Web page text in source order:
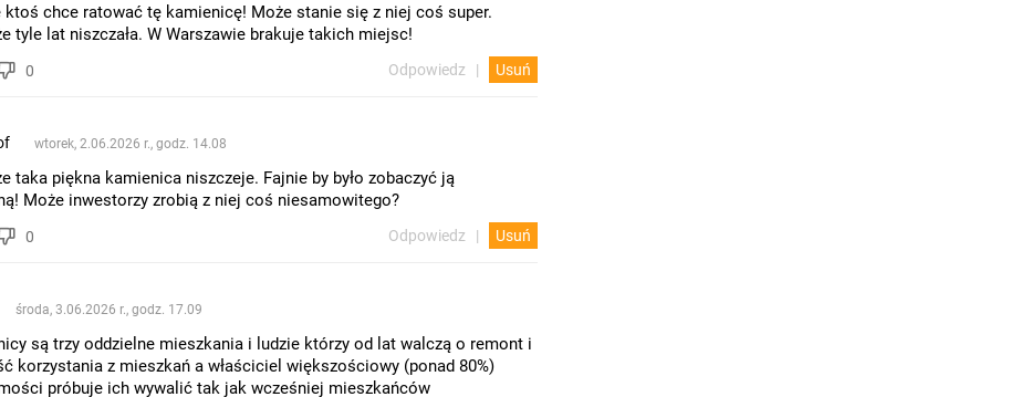
ktoś chce ratować tę kamienicę! Może stanie się z niej coś super.
tyle lat niszczała. W Warszawie brakuje takich miejsc!
0 Odpowiedz Usuń
wtorek, 2.06.2026 r., godz. 14.08
taka piękna kamienica niszczeje. Fajnie by było zobaczyć ją
Może inwestorzy zrobią z niej coś niesamowitego?
0 Odpowiedz Usuń
środa, 3.06.2026 r., godz. 17.09
są trzy oddzielne mieszkania i ludzie którzy od lat walczą o remont i
korzystania z mieszkań a właściciel większościowy (ponad 80%)
próbuje ich wywalić tak jak wcześniej mieszkańców